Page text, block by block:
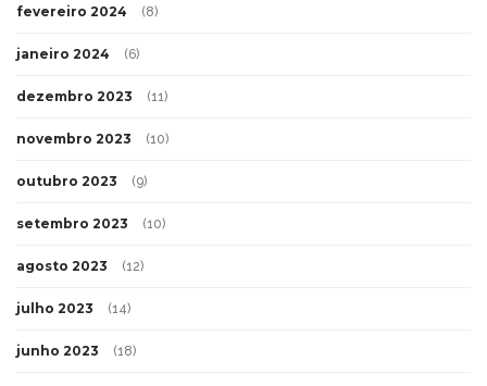
fevereiro 2024 (8)
janeiro 2024 (6)
dezembro 2023 (11)
novembro 2023 (10)
outubro 2023 (9)
setembro 2023 (10)
agosto 2023 (12)
julho 2023 (14)
junho 2023 (18)